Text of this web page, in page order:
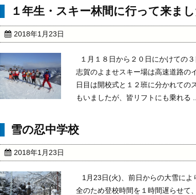
１年生・スキー林間に行って来ま
2018年1月23日
１月１８日から２０日にかけての
志賀のよませスキー場は高速道路の
日目は開校式と１２班に分かれて
もいましたが、皆リフトにも乗れる ...
雪の忍中学校
2018年1月23日
1月23日(火)、前日からの大雪によ
全のため登校時間を１時間遅らせ